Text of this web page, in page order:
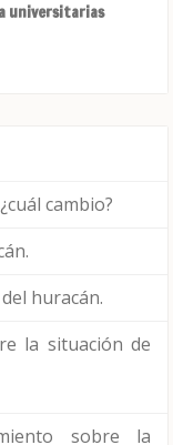
universitarias
cambio?
huracán.
la situación de
sobre la